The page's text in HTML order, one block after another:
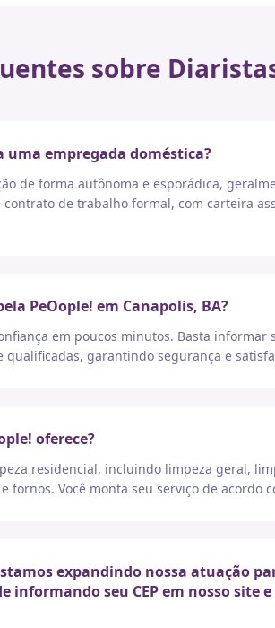
sobre
uma empregada doméstica?
de forma autônoma e esporádica,
de trabalho formal, com carteira
PeOople! em Canapolis, BA?
em poucos minutos. Basta informar
garantindo segurança e
oferece?
residencial, incluindo limpeza geral,
Você monta seu serviço de acordo
expandindo nossa atuação
seu CEP em nosso site